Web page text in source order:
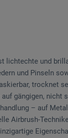
lichtechte und
und Pinseln
trocknet
gängigen, nicht
– auf
Airbrush-